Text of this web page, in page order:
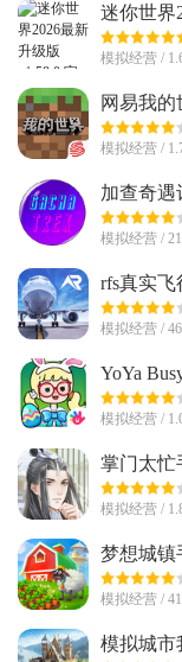
迷你世界
版
模拟经营 /
网易我的
方版
模拟经营 /
加查奇遇
新版
模拟经营 /
rfs真实飞
业完整版
模拟经营 /
YoYa
最新版
模拟经营 /
掌门太忙
模拟经营 /
梦想城镇
模拟经营 /
模拟城市